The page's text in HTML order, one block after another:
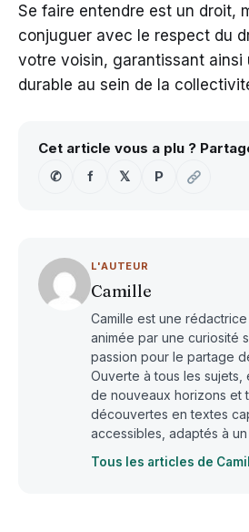
Se faire entendre est un droit,
conjuguer avec le respect du
votre voisin, garantissant ainsi
durable au sein de la
Cet article vous a plu ?
✆
f 𝕏 P
L'AUTEUR
Camille
Camille est une
animée par une curiosité
passion pour le partage
Ouverte à tous les
de nouveaux horizons et
découvertes en textes
accessibles, adaptés à
Tous les articles de